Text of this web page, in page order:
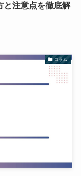
と注意点を徹底解
コラム